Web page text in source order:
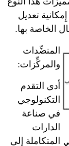
تعديل
الخاصة بها.
المنضِّدات
والمركِّزات:
أدى التقدم
التكنولوجي
في صناعة
الدارات
المتكاملة إِلى